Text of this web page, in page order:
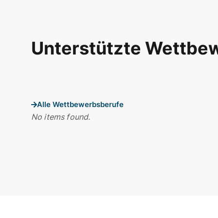
Unterstützte
Alle Wettbewerbsberufe
No items found.